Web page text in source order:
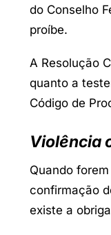
do Conselho
proíbe.
A Resolução
quanto a
Código de
Violência
Quando
confirmação
existe a